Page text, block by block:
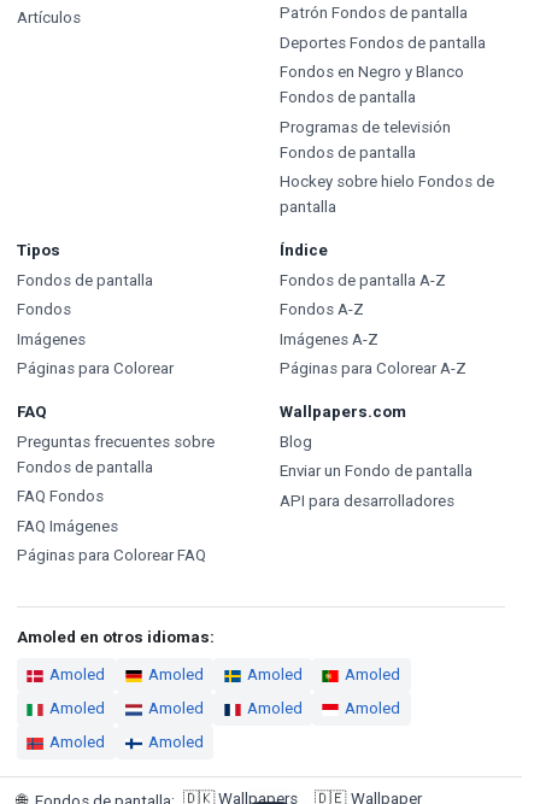
Artículos
Patrón Fondos de pantalla
Deportes Fondos de pantalla
Fondos en Negro y Blanco
Fondos de pantalla
Programas de televisión
Fondos de pantalla
Hockey sobre hielo Fondos de
pantalla
Tipos
Fondos de pantalla
Fondos
Imágenes
Páginas para Colorear
Índice
Fondos de pantalla A-Z
Fondos A-Z
Imágenes A-Z
Páginas para Colorear A-Z
FAQ
Preguntas frecuentes sobre
Fondos de pantalla
FAQ Fondos
FAQ Imágenes
Páginas para Colorear FAQ
Wallpapers.com
Blog
Enviar un Fondo de pantalla
API para desarrolladores
Amoled en otros idiomas:
Amoled Amoled Amoled
Amoled
Amoled
Amoled Amoled
Amoled
Amoled
Amoled
🇩🇰 Wallpapers 🇩🇪 Wallpaper